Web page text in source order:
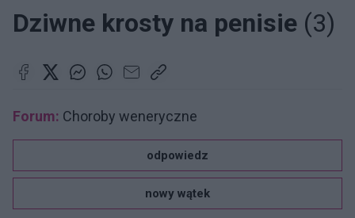
Dziwne krosty na penisie (3)
Forum: Choroby weneryczne
odpowiedz
nowy wątek